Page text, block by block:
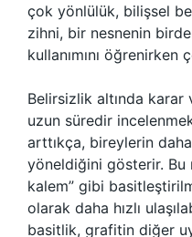
çok yönlülük, bilişsel
zihni, bir nesnenin
kullanımını öğrenirken
Belirsizlik altında
uzun süredir
arttıkça, bireylerin
yöneldiğini gösterir. Bu
kalem” gibi
olarak daha hızlı
basitlik, grafitin diğer